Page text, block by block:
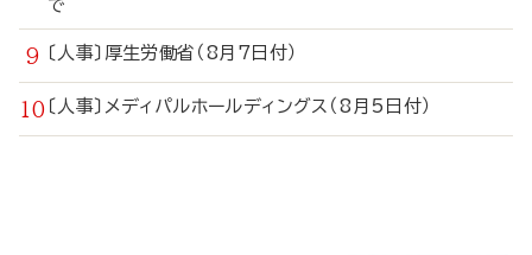
で
〔人事〕厚生労働省（8月7日付）
〔人事〕メディパルホールディングス（8月5日付）